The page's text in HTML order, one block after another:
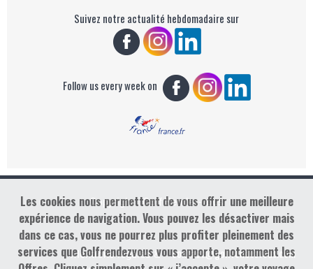
Suivez notre actualité hebdomadaire sur
Follow us every week on
Copyright : Golf Rendez-vous
Mentions légales &
contact@golfrendezvous.com
Les cookies nous permettent de vous offrir une meilleure
expérience de navigation. Vous pouvez les désactiver mais
dans ce cas, vous ne pourrez plus profiter pleinement des
services que Golfrendezvous vous apporte, notamment les